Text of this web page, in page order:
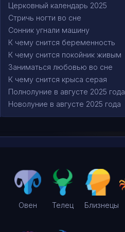
Церковный календарь 2025
Стричь ногти во сне
Сонник угнали машину
К чему снится беременность
К чему снится покойник живым
Заниматься любовью во сне
К чему снится крыса серая
Полнолуние в августе 2025 года
Новолуние в августе 2025 года
Овен Телец Близнецы